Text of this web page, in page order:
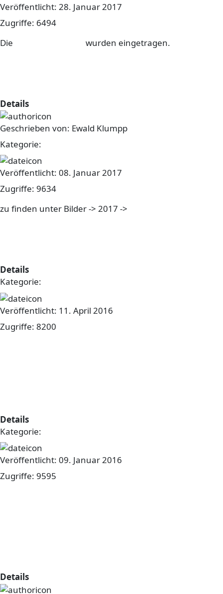
Veröffentlicht: 28. Januar 2017
Zugriffe: 6494
Die
wurden eingetragen.
Details
Geschrieben von: Ewald Klumpp
Kategorie:
Veröffentlicht: 08. Januar 2017
Zugriffe: 9634
zu finden unter Bilder -> 2017 ->
Details
Kategorie:
Veröffentlicht: 11. April 2016
Zugriffe: 8200
Details
Kategorie:
Veröffentlicht: 09. Januar 2016
Zugriffe: 9595
Details